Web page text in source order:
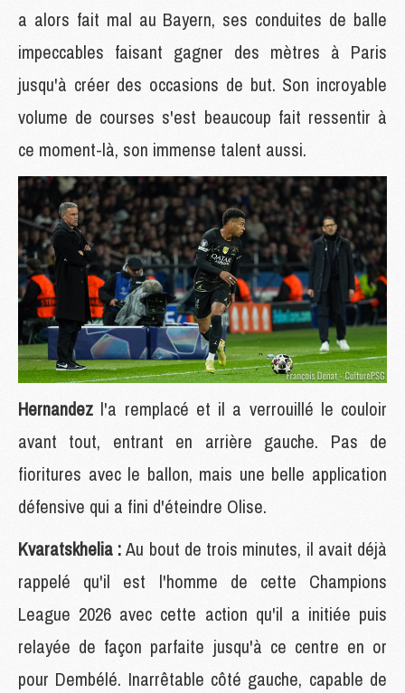
a alors fait mal au Bayern, ses conduites de balle
impeccables faisant gagner des mètres à Paris
jusqu'à créer des occasions de but. Son incroyable
volume de courses s'est beaucoup fait ressentir à
ce moment-là, son immense talent aussi.
Hernandez l'a remplacé et il a verrouillé le couloir
avant tout, entrant en arrière gauche. Pas de
fioritures avec le ballon, mais une belle application
défensive qui a fini d'éteindre Olise.
Kvaratskhelia :Au bout de trois minutes, il avait déjà
rappelé qu'il est l'homme de cette Champions
League 2026 avec cette action qu'il a initiée puis
relayée de façon parfaite jusqu'à ce centre en or
pour Dembélé. Inarrêtable côté gauche, capable de